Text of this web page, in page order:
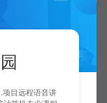
项目远程语音讲